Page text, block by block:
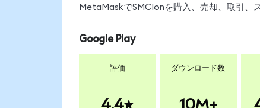
MetaMaskでSMCIonを購入、売却、取引、
Google Play
評価
4.4
ダウンロード数
10M+